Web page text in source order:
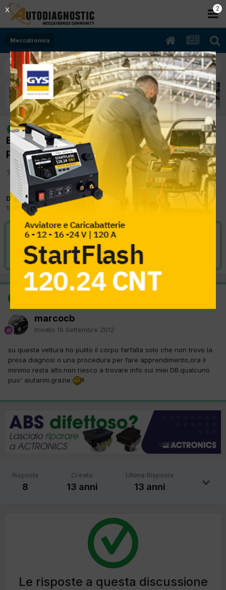
Meccatronica
risolto
[felicia 10/1998 1.3cc 781.135M 40Kw
Benzina] apprendim. farfalla/posizione
presa diagnosi
Da marcocb
19 Settembre 2012
VAI ALLA SOLUZIONE
Risolta da marcocb,19 Settembre 2012
marcocb
Inviato 19 Settembre 2012
su questa vettura ho pulito il corpo farfalla solo che non trovo la
presa diagnosi o una procedura per fare apprendimento,ora il
minimo resta alto.non riesco a trovare info sui miei DB.qualcuno
puo' aiutarmi.grazie
Risposte
8
Creato
13 anni
Ultima Risposta
13 anni
Le risposte a questa discussione
2
X